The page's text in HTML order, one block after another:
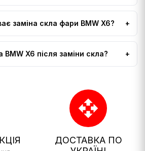
заміна скла фари BMW X6?
BMW X6 після заміни скла?
open_with
ДОСТАВКА ПО